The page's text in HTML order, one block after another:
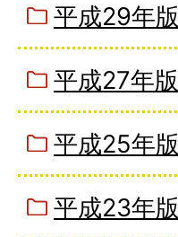
平成29年版
平成27年版
平成25年版
平成23年版